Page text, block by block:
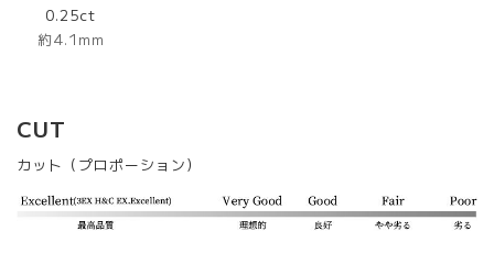
0.25ct
約4.1mm
CUT
カット（プロポーション）